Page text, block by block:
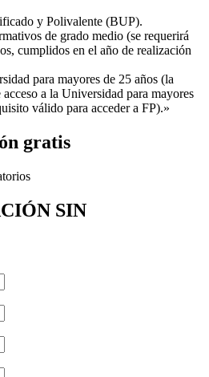
y Polivalente (BUP).
de grado medio (se requerirá
cumplidos en el año de realización
para mayores de 25 años (la
a la Universidad para mayores
válido para acceder a FP).»
gratis
SIN